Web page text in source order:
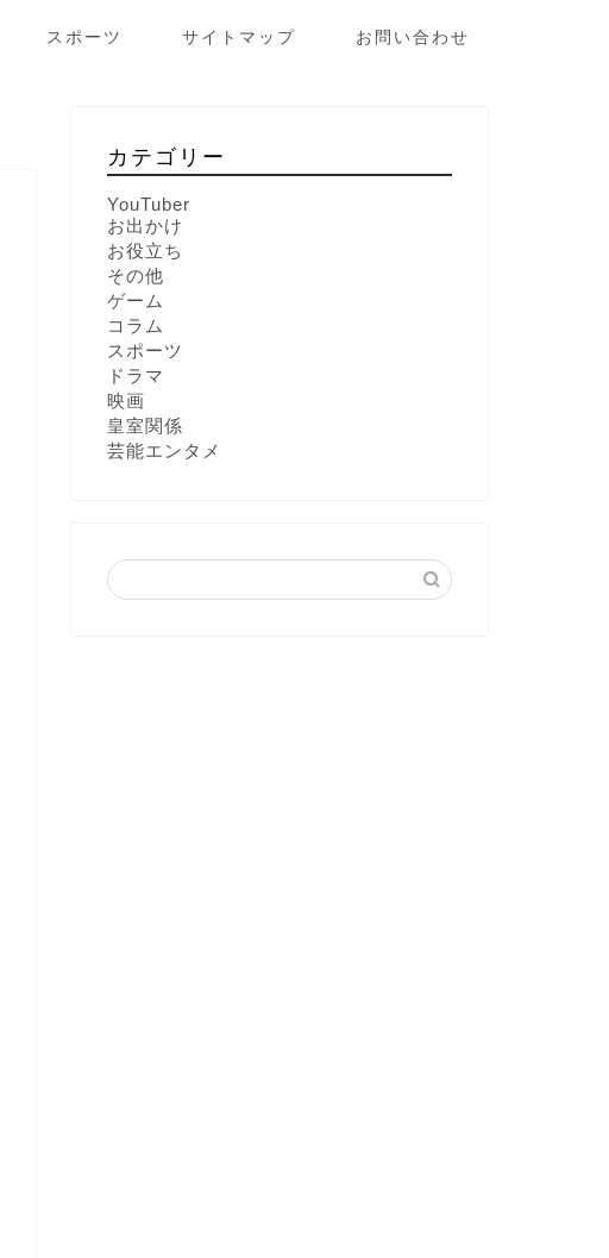
スポーツ サイトマップ お問い合わせ
カテゴリー
YouTuber
お出かけ
お役立ち
その他
ゲーム
コラム
スポーツ
ドラマ
映画
皇室関係
芸能エンタメ